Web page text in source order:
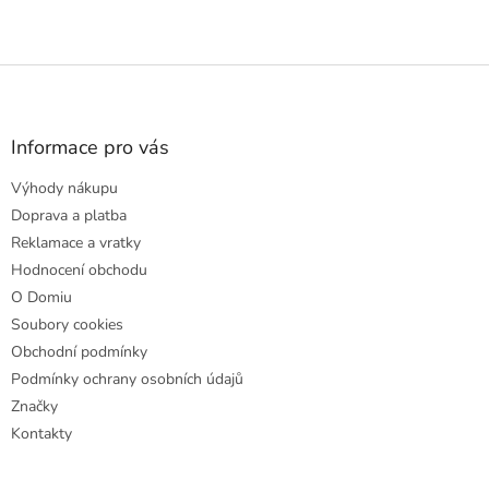
Z
Informace pro vás
Výhody nákupu
Doprava a platba
Reklamace a vratky
Hodnocení obchodu
O Domiu
Soubory cookies
Obchodní podmínky
Podmínky ochrany osobních údajů
Značky
Kontakty